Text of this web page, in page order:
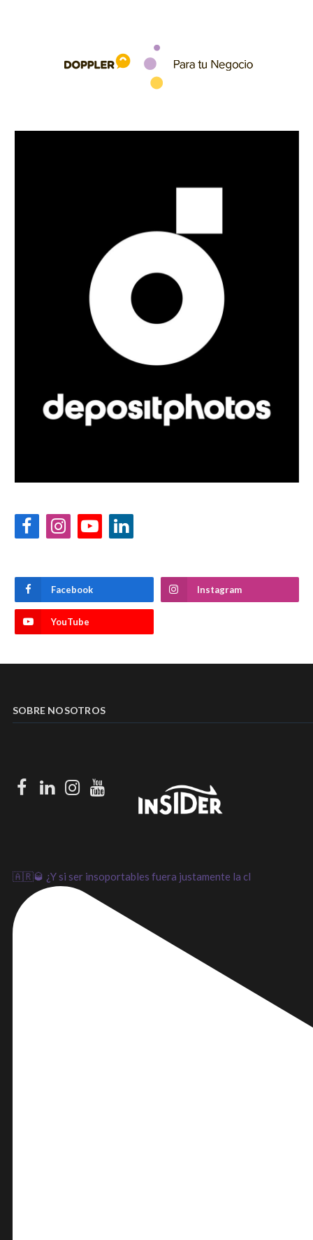
FacebookInstagramYouTubeLinkedIn
Facebook Instagram
YouTube
SOBRE NOSOTROS
Facebook
LinkedIn
Instagram
Youtube
🇦🇷🥃 ¿Y si ser insoportables fuera justamente la cl